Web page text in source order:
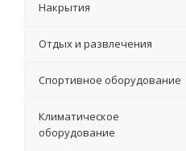
Накрытия
Отдых и развлечения
Спортивное оборудование
Климатическое
оборудование